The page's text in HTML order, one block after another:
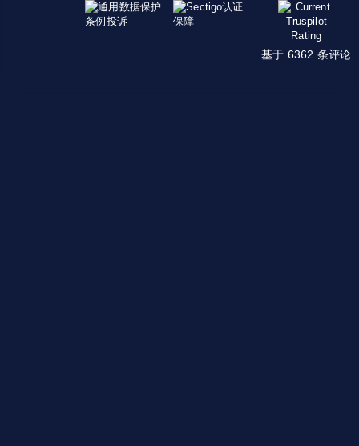
基于 6362 条评论